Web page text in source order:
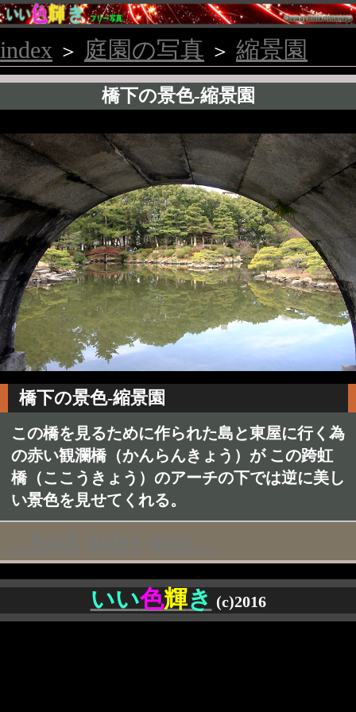
index ＞ 庭園の写真 ＞ 縮景園
橋下の景色-縮景園
橋下の景色-縮景園
この橋を見るために作られた島と東屋に行く為
の赤い観瀾橋（かんらんきょう）が この跨虹
橋（ここうきょう）のアーチの下では逆に美し
い景色を見せてくれる。
いい色輝き (c)2016